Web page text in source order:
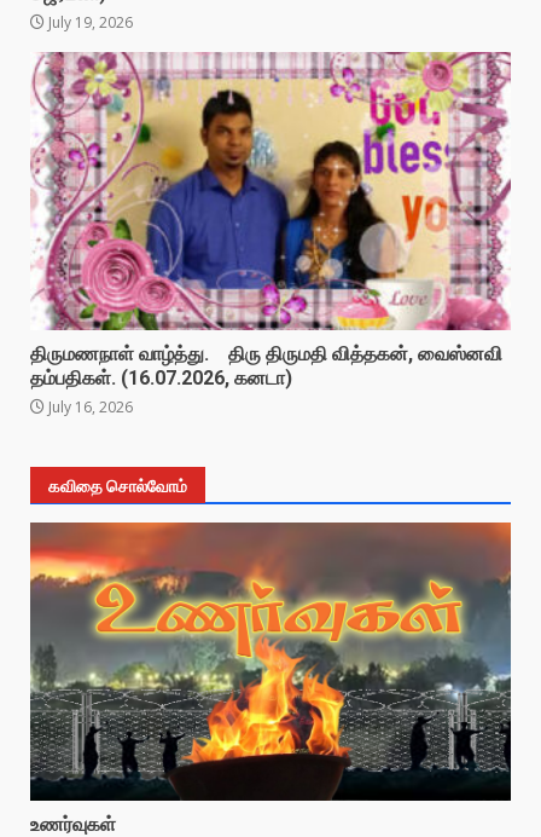
July 19, 2026
திருமணநாள் வாழ்த்து. திரு திருமதி வித்தகன், வைஸ்னவி
தம்பதிகள். (16.07.2026, கனடா)
July 16, 2026
கவிதை சொல்வோம்
உணர்வுகள்